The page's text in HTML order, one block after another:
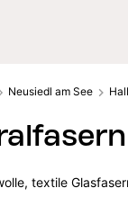
Neusiedl am See
textile